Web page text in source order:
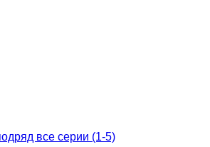
все серии (1-5)